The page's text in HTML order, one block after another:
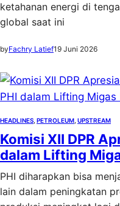
ketahanan energi di
global saat ini
byFachry Latief19 Juni 2026
HEADLINES PETROLEUM UPSTREAM
Komisi XII DPR
dalam Lifting
PHI diharapkan bisa
lain dalam peningkatan